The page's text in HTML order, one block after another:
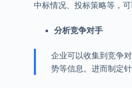
中标情况、投标策略等，
分析竞争对手
企业可以收集到竞争
势等信息。进而制定